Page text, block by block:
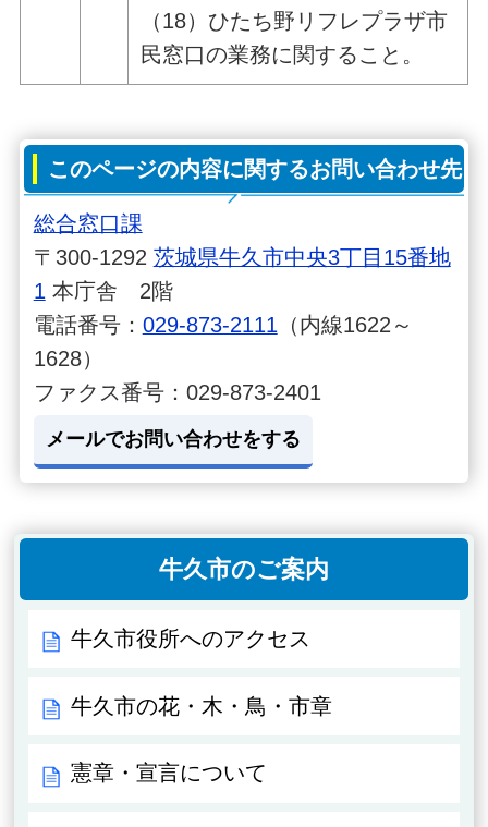
（18）ひたち野リフレプラザ市
民窓口の業務に関すること。
このページの内容に関するお問い合わせ先
総合窓口課
〒300-1292 茨城県牛久市中央3丁目15番地
1 本庁舎 2階
電話番号： 029-873-2111 （内線1622～
1628）
ファクス番号：029-873-2401
メールでお問い合わせをする
牛久市のご案内
牛久市役所へのアクセス
牛久市の花・木・鳥・市章
憲章・宣言について